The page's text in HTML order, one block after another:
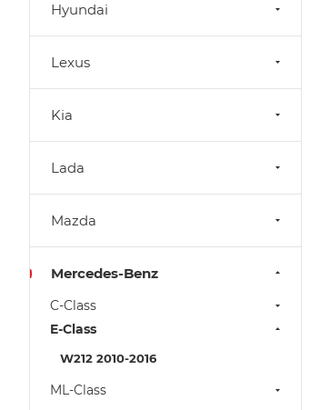
Hyundai
Lexus
Kia
Lada
Mazda
Mercedes-Benz
C-Class
E-Class
W212 2010-2016
ML-Class